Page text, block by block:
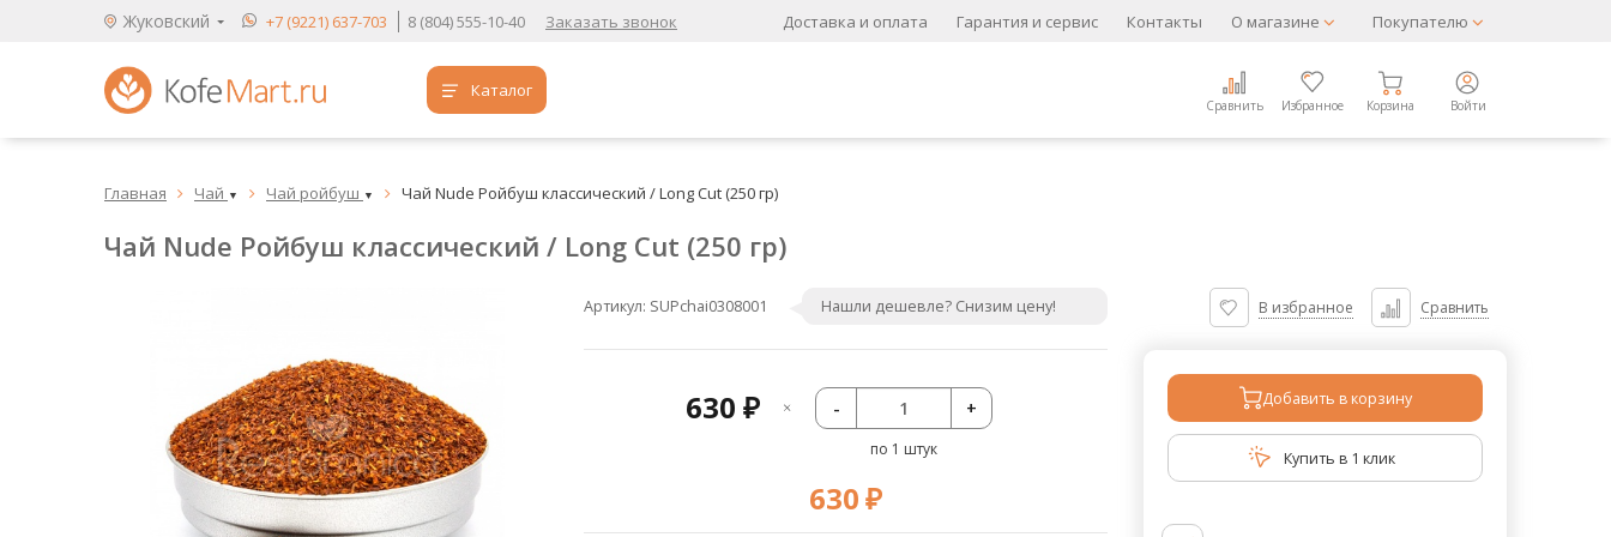
Жуковский +7 (9221) 637-703 8 (804) 555-10-40 Заказать звонок Доставка и оплата Гарантия и сервис Контакты О магазине Покупателю
Каталог
Сравнить Избранное Корзина Войти
Обучение бариста
Кофе
Расходники для кофеен
Упаковка для готовых блюд
Продукция с логотипом
Кофе в зернах свежей обжарки
Главная  Чай ▼  Чай ройбуш ▼  Чай Nude Ройбуш классический / Long Cut (250 гр)
Чай Nude Ройбуш классический / Long Cut (250 гр)
Артикул: SUPchai0308001 Нашли дешевле? Снизим цену! В избранное Сравнить
630₽ -
по 1 штук
+
630₽
Добавить в корзину
Купить в 1 клик